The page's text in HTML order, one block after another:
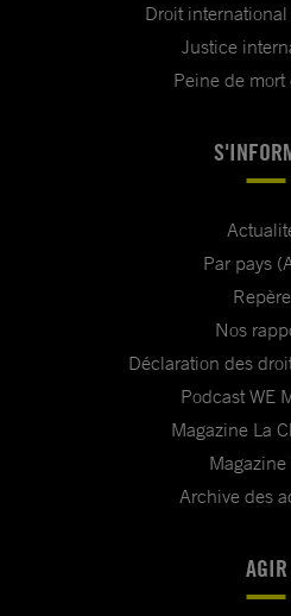
Droit
Justice
Peine de mort
Par pays
Nos
Déclaration des
Podcast WE
Magazine La
Magazine
Archive des
AGIR